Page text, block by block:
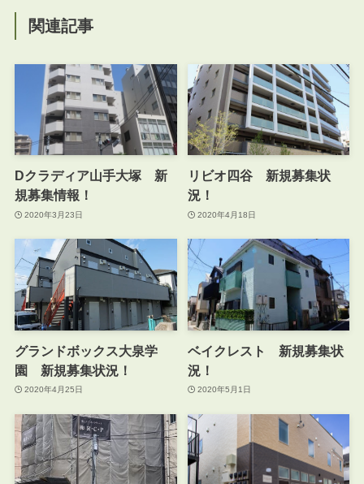
関連記事
Dクラディア山手大塚 新
規募集情報！
2020年3月23日
リビオ四谷 新規募集状
況！
2020年4月18日
グランドボックス大泉学
園 新規募集状況！
2020年4月25日
ベイクレスト 新規募集状
況！
2020年5月1日